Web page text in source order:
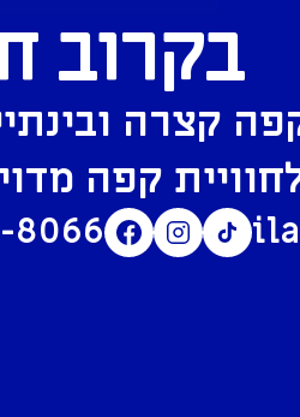
בקרוב
קצרה
קפה
8066